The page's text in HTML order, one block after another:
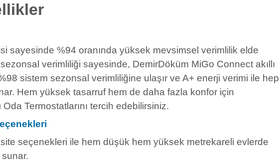
sayesinde %94 oranında yüksek mevsimsel verimlilik elde
verimliliği sayesinde, DemirDöküm MiGo Connect akıllı
sistem sezonsal verimliliğine ulaşır ve A+ enerji verimi ile hep
Hem yüksek tasarruf hem de daha fazla konfor için
Oda Termostatlarını tercih edebilirsiniz.
seçenekleri ile hem düşük hem yüksek metrekareli evlerde